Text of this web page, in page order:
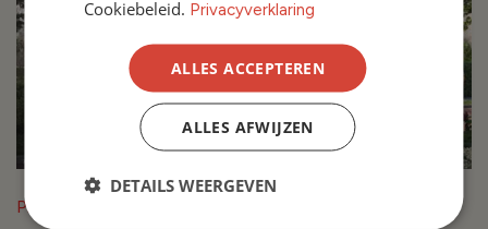
Project in Breda
Cookiebeleid. Privacyverklaring
ALLES ACCEPTEREN
ALLES AFWIJZEN
DETAILS WEERGEVEN